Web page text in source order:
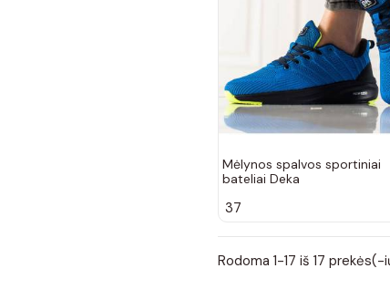
Mėlynos spalvos sportiniai
bateliai Deka
37
Rodoma 1-17 iš 17 prekės(-